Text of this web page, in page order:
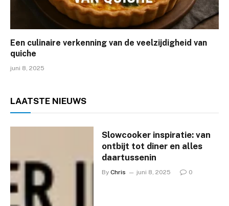
Een culinaire verkenning van de veelzijdigheid van
quiche
juni 8, 2025
LAATSTE NIEUWS
Slowcooker inspiratie: van
ontbijt tot diner en alles
daartussenin
By Chris juni 8, 2025 0